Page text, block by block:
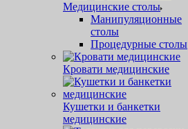
Медицинские столы
Манипуляционные
столы
Процедурные столы
Кровати медицинские
Кушетки и банкетки
медицинские